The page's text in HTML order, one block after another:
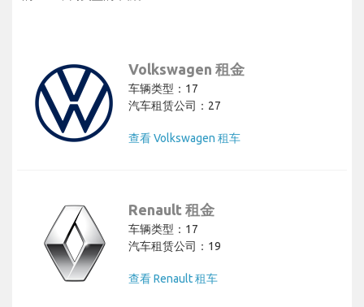
Volkswagen 租金
车辆类型：17
汽车租赁公司：27
查看 Volkswagen 租车
Renault 租金
车辆类型：17
汽车租赁公司：19
查看 Renault 租车